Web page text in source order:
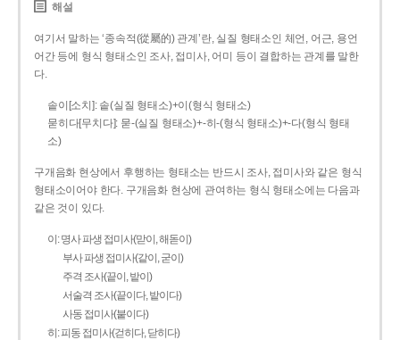
해설
여기서 말하는 ‘종속적(從屬的) 관계’란, 실질 형태소인 체언, 어근, 용언
어간 등에 형식 형태소인 조사, 접미사, 어미 등이 결합하는 관계를 말한
다.
솥이[소치]: 솥(실질 형태소)+이(형식 형태소)
묻히다[무치다]: 묻­-(실질 형태소)+­-히­-(형식 형태소)+-다(형식 형태
소)
구개음화 현상에서 후행하는 형태소는 반드시 조사, 접미사와 같은 형식
형태소이어야 한다. 구개음화 현상에 관여하는 형식 형태소에는 다음과
같은 것이 있다.
이: 명사 파생 접미사(맏이, 해돋이)
부사 파생 접미사(같이, 굳이)
주격 조사(끝이, 밭이)
서술격 조사(끝이다, 밭이다)
사동 접미사(붙이다)
히: 피동 접미사(걷히다, 닫히다)